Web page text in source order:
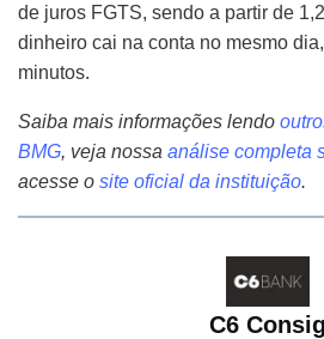
de juros FGTS, sendo a partir de
dinheiro cai na conta no mesmo
minutos.
Saiba mais informações lendo
BMG, veja nossa análise completa
acesse o site oficial da instituição.
C6 Consig